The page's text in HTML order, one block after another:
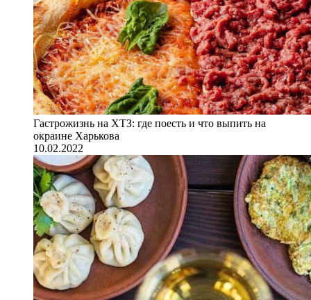
Гастрожизнь на ХТЗ: где поесть и что выпить на
окраине Харькова
10.02.2022